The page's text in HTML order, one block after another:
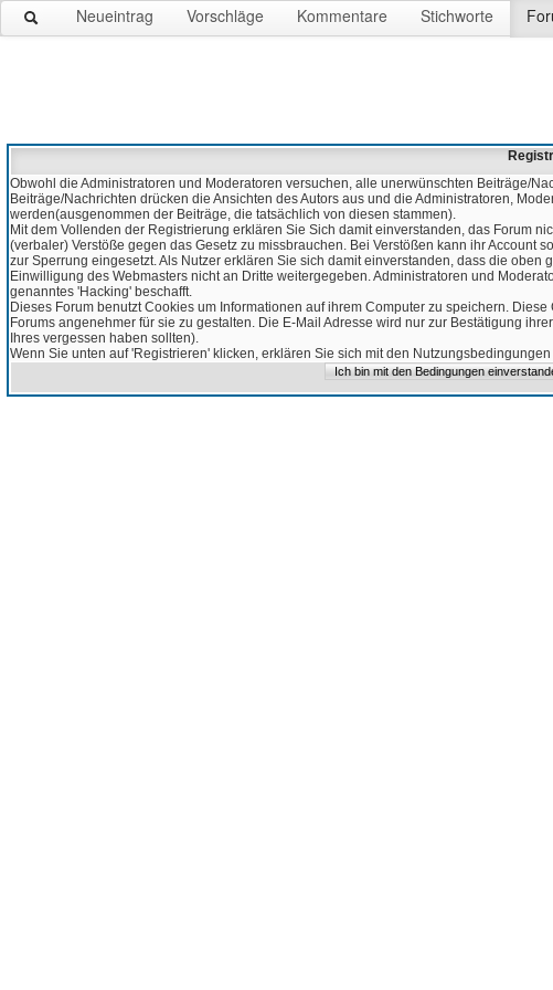
Neueintrag Vorschläge Kommentare Stichworte
Obwohl die Administratoren und Moderatoren versuchen, alle unerwünschten Beiträge/
Beiträge/Nachrichten drücken die Ansichten des Autors aus und die Administratoren,
werden(ausgenommen der Beiträge, die tatsächlich von diesen stammen).
Mit dem Vollenden der Registrierung erklären Sie Sich damit einverstanden, das Forum
(verbaler) Verstöße gegen das Gesetz zu missbrauchen. Bei Verstößen kann ihr
zur Sperrung eingesetzt. Als Nutzer erklären Sie sich damit einverstanden, dass die
Einwilligung des Webmasters nicht an Dritte weitergegeben. Administratoren und
genanntes 'Hacking' beschafft.
Dieses Forum benutzt Cookies um Informationen auf ihrem Computer zu speichern.
Forums angenehmer für sie zu gestalten. Die E-Mail Adresse wird nur zur Bestätigung
Ihres vergessen haben sollten).
Wenn Sie unten auf 'Registrieren' klicken, erklären Sie sich mit den